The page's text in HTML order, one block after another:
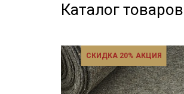
Каталог товаров
СКИДКА 20% АКЦИЯ